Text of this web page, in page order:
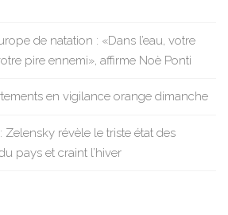
de natation : «Dans l’eau, votre
pire ennemi», affirme Noè Ponti
en vigilance orange dimanche
Zelensky révèle le triste état des
pays et craint l’hiver